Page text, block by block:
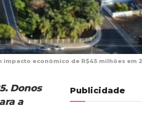
econômico de R$45 milhões em
Donos
a
Publicidade